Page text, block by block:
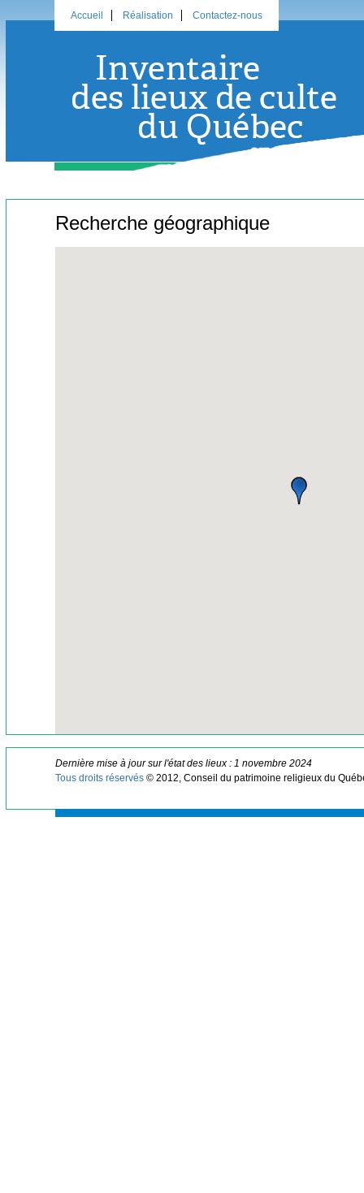
Accueil Réalisation Contactez-nous
Recherche géographique
Dernière mise à jour sur l'état des lieux : 1 novembre 2024
Tous droits réservés © 2012, Conseil du patrimoine religieux du